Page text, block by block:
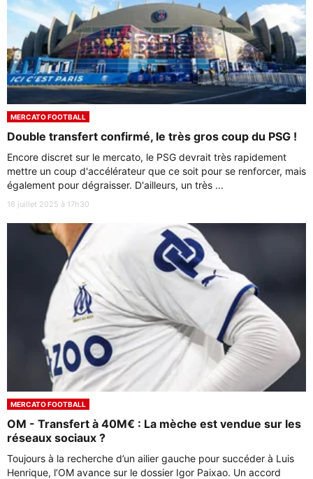
MERCATO FOOTBALL
Double transfert confirmé, le très gros coup du PSG !
Encore discret sur le mercato, le PSG devrait très rapidement
mettre un coup d'accélérateur que ce soit pour se renforcer, mais
également pour dégraisser. D'ailleurs, un très ...
16 juillet 2025 à 17h30
MERCATO FOOTBALL
OM - Transfert à 40M€ : La mèche est vendue sur les
réseaux sociaux ?
Toujours à la recherche d’un ailier gauche pour succéder à Luis
Henrique, l’OM avance sur le dossier Igor Paixao. Un accord